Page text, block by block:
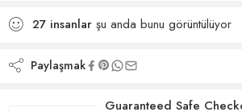
27 insanlar şu anda bunu görüntülüyor
Paylaşmak
Guaranteed Safe